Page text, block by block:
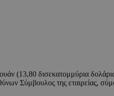
(13,80 δισεκατομμύρια
Σύμβουλος της εταιρείας,